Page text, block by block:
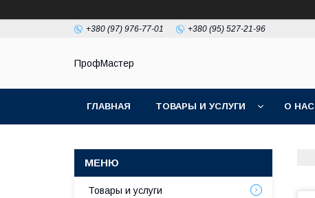
+380 (97) 976-77-01 +380 (95) 527-21-96
ПрофМастер
ГЛАВНАЯ ТОВАРЫ И УСЛУГИ О НАС
Товары и услуги